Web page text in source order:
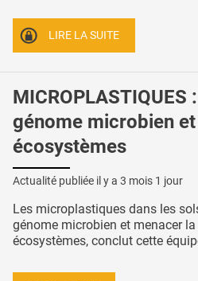
LIRE LA SUITE
génome microbien
écosystèmes
Actualité publiée il y a 3 mois 1 jour
Les microplastiques dans les
génome microbien et menacer
écosystèmes, conclut cette